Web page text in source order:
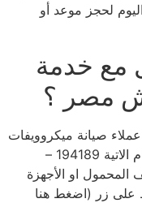
لحجز موعد أو
مع خدمة
مصر ؟
صيانة ميكروويفات
بوش مصر عن طريق الاتصال بأحد الأرقام الاتية 194189 –
المحمول او الأجهزة
على زر (اضغط هنا